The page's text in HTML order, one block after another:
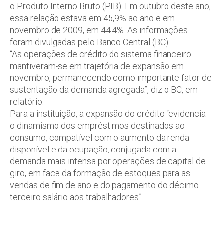
o Produto Interno Bruto (PIB). Em outubro deste ano,
essa relação estava em 45,9% ao ano e em
novembro de 2009, em 44,4%. As informações
foram divulgadas pelo Banco Central (BC).
“As operações de crédito do sistema financeiro
mantiveram-se em trajetória de expansão em
novembro, permanecendo como importante fator de
sustentação da demanda agregada”, diz o BC, em
relatório.
Para a instituição, a expansão do crédito “evidencia
o dinamismo dos empréstimos destinados ao
consumo, compatível com o aumento da renda
disponível e da ocupação, conjugada com a
demanda mais intensa por operações de capital de
giro, em face da formação de estoques para as
vendas de fim de ano e do pagamento do décimo
terceiro salário aos trabalhadores”.